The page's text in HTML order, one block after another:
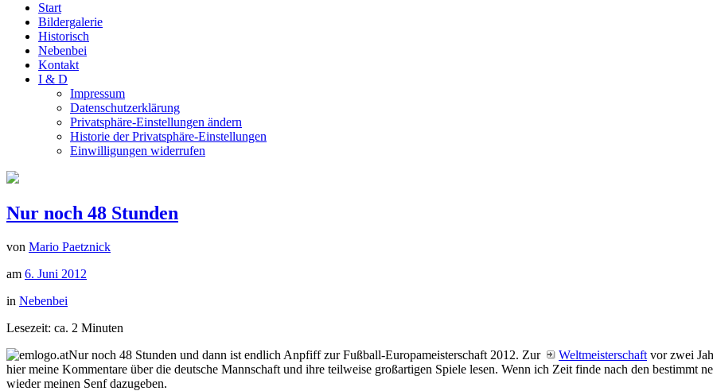
Start
Bildergalerie
Historisch
Nebenbei
Kontakt
I & D
Impressum
Datenschutzerklärung
Privatsphäre-Einstellungen ändern
Historie der Privatsphäre-Einstellungen
Einwilligungen widerrufen
Nur noch 48 Stunden
von Mario Paetznick
am 6. Juni 2012
in Nebenbei
Lesezeit: ca. 2 Minuten
Nur noch 48 Stunden und dann ist endlich Anpfiff zur Fußball-Europameisterschaft 2012. Zur
Weltmeisterschaft vor zwei
hier meine Kommentare über die deutsche Mannschaft und ihre teilweise großartigen Spiele lesen. Wenn ich Zeit finde nach den bestimmt
wieder meinen Senf dazugeben.